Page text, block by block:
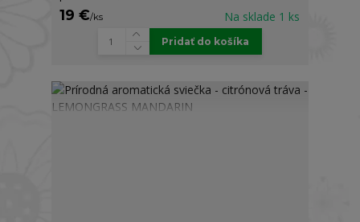
19 €/ks Na sklade 1 ks
Pridať do košíka